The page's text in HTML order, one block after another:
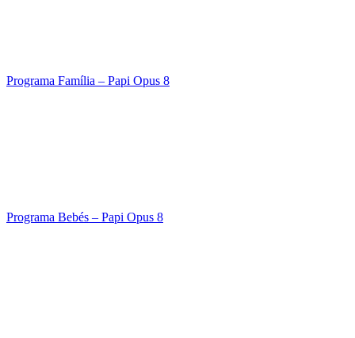
Programa Família – Papi Opus 8
Programa Bebés – Papi Opus 8